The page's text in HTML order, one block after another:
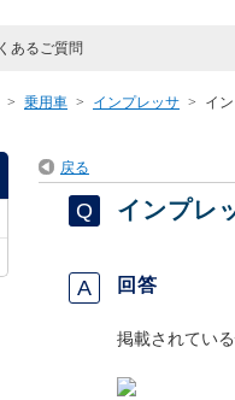
> 乗用車 > インプレッサ > イ
戻る
インプレ
回答
掲載されてい